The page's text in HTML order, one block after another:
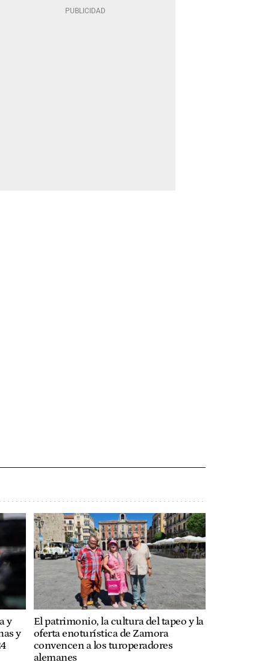
y
y
El patrimonio, la cultura del tapeo y la
oferta enoturística de Zamora
convencen a los turoperadores
alemanes